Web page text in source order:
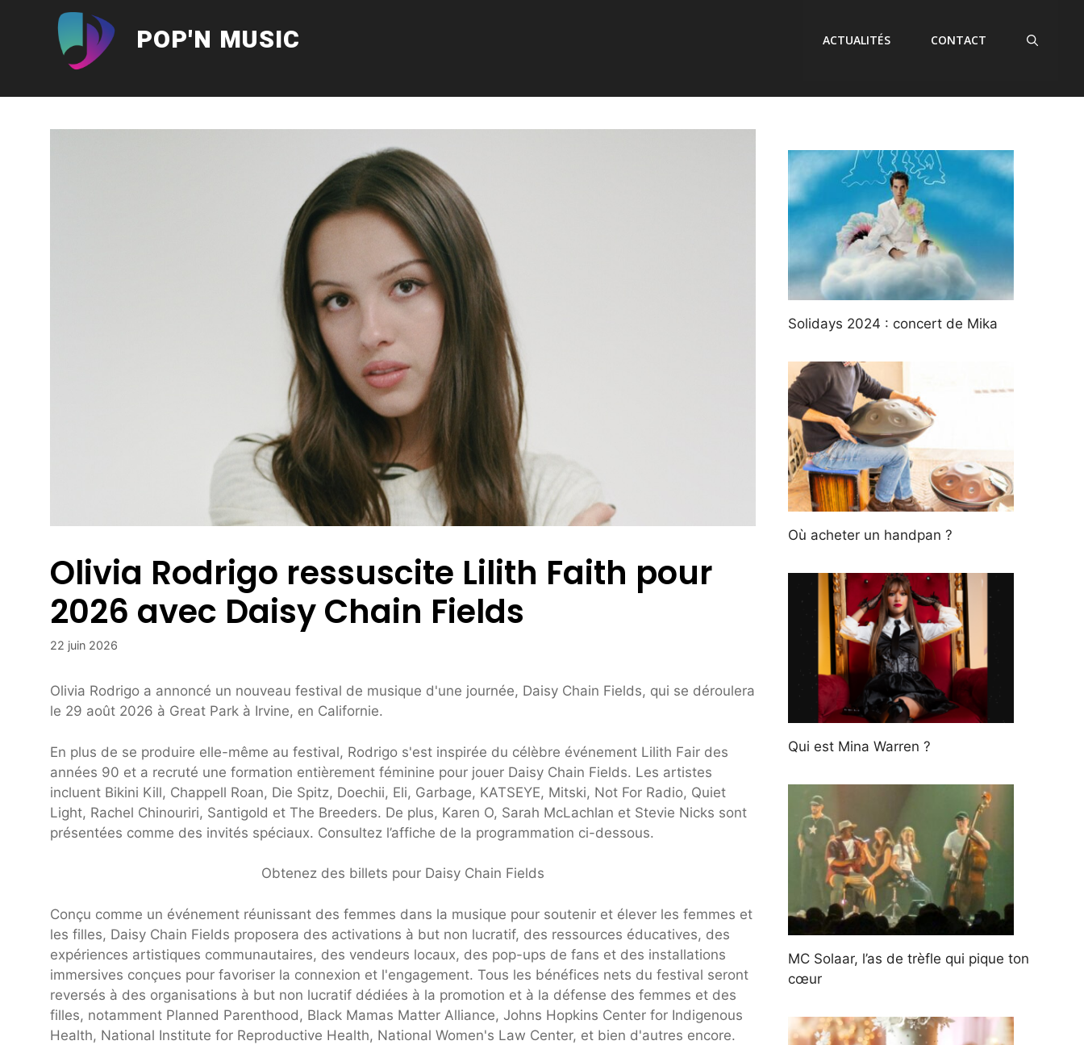
POP'N MUSIC ACTUALITÉS CONTACT
Olivia Rodrigo ressuscite Lilith Faith pour
2026 avec Daisy Chain Fields
22 juin 2026
Olivia Rodrigo a annoncé un nouveau festival de musique d'une journée, Daisy Chain Fields, qui se déroulera
le 29 août 2026 à Great Park à Irvine, en Californie.
En plus de se produire elle-même au festival, Rodrigo s'est inspirée du célèbre événement Lilith Fair des
années 90 et a recruté une formation entièrement féminine pour jouer Daisy Chain Fields. Les artistes
incluent Bikini Kill, Chappell Roan, Die Spitz, Doechii, Eli, Garbage, KATSEYE, Mitski, Not For Radio, Quiet
Light, Rachel Chinouriri, Santigold et The Breeders. De plus, Karen O, Sarah McLachlan et Stevie Nicks sont
présentées comme des invités spéciaux. Consultez l’affiche de la programmation ci-dessous.
Obtenez des billets pour Daisy Chain Fields
Conçu comme un événement réunissant des femmes dans la musique pour soutenir et élever les femmes et
les filles, Daisy Chain Fields proposera des activations à but non lucratif, des ressources éducatives, des
expériences artistiques communautaires, des vendeurs locaux, des pop-ups de fans et des installations
immersives conçues pour favoriser la connexion et l'engagement. Tous les bénéfices nets du festival seront
reversés à des organisations à but non lucratif dédiées à la promotion et à la défense des femmes et des
filles, notamment Planned Parenthood, Black Mamas Matter Alliance, Johns Hopkins Center for Indigenous
Health, National Institute for Reproductive Health, National Women's Law Center, et bien d'autres encore.
Solidays 2024 : concert de Mika
Où acheter un handpan ?
Qui est Mina Warren ?
MC Solaar, l’as de trèfle qui pique ton
cœur